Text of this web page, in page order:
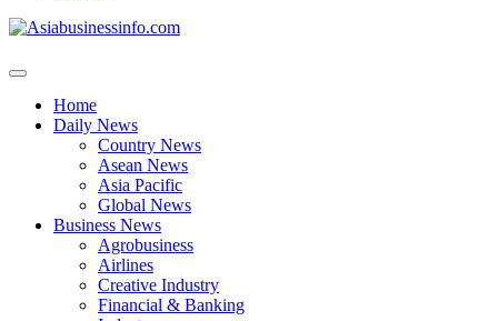
Home
Daily News
Country News
Asean News
Asia Pacific
Global News
Business News
Agrobusiness
Airlines
Creative Industry
Financial & Banking